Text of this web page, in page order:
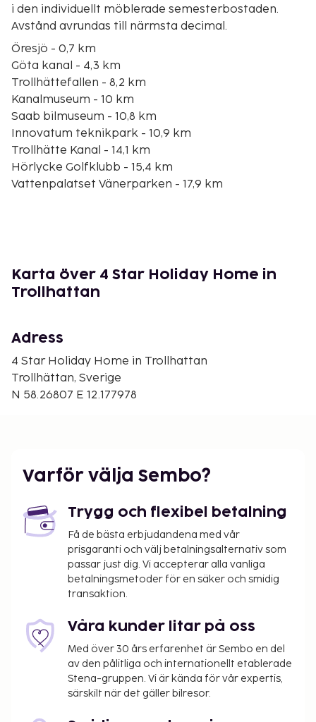
i den individuellt möblerade semesterbostaden.
Avstånd avrundas till närmsta decimal.
Öresjö - 0,7 km
Göta kanal - 4,3 km
Trollhättefallen - 8,2 km
Kanalmuseum - 10 km
Saab bilmuseum - 10,8 km
Innovatum teknikpark - 10,9 km
Trollhätte Kanal - 14,1 km
Hörlycke Golfklubb - 15,4 km
Vattenpalatset Vänerparken - 17,9 km
Vänersborgs kyrka - 20,4 km
Vänersborgs museum - 20,5 km
dra nytta av bland annat gratis wi-fi och
utomhusgrill.
Karta över 4 Star Holiday Home in
Trollhattan
Adress
4 Star Holiday Home in Trollhattan
Trollhättan, Sverige
N 58.26807 E 12.177978
Varför välja Sembo?
Trygg och flexibel betalning
Få de bästa erbjudandena med vår
prisgaranti och välj betalningsalternativ som
passar just dig. Vi accepterar alla vanliga
betalningsmetoder för en säker och smidig
transaktion.
Våra kunder litar på oss
Med över 30 års erfarenhet är Sembo en del
av den pålitliga och internationellt etablerade
Stena-gruppen. Vi är kända för vår expertis,
särskilt när det gäller bilresor.